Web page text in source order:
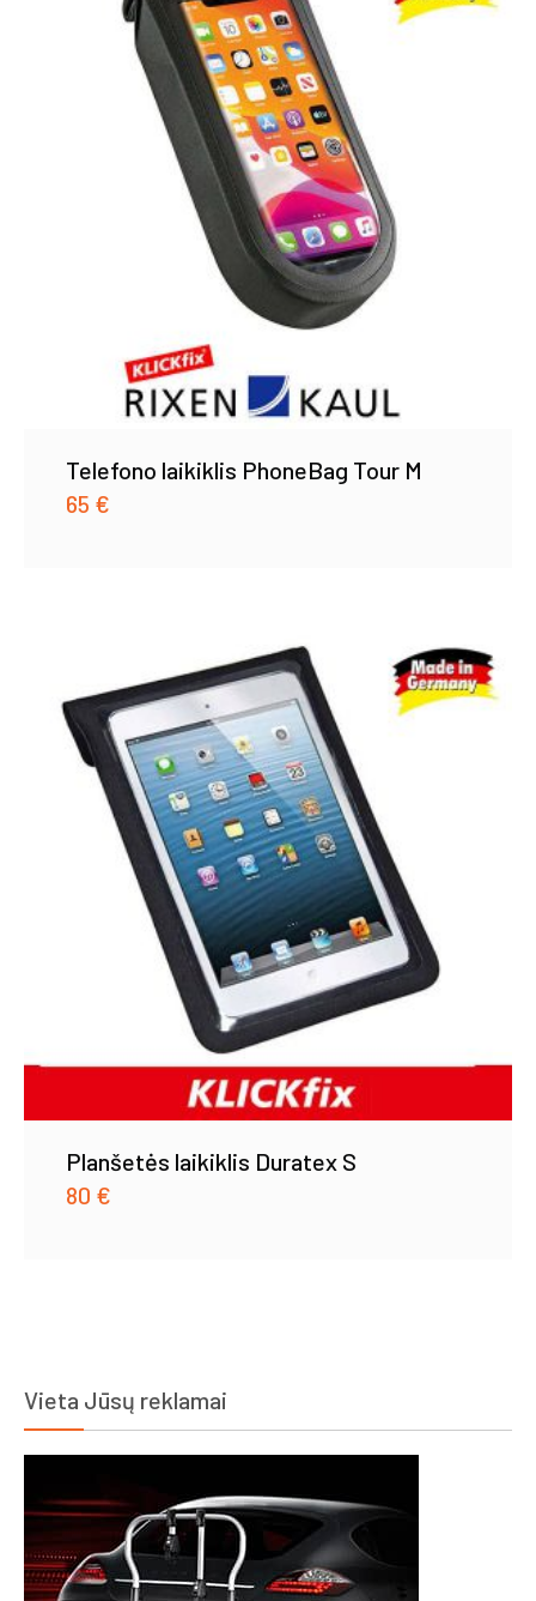
Telefono laikiklis PhoneBag Tour M
65 €
Planšetės laikiklis Duratex S
80 €
Vieta Jūsų reklamai